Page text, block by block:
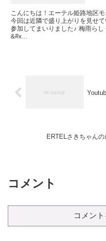
こんにちは！エーテル姫路地区
今回は近隣で盛り上がりを見せ
参加してまいりました♪ 梅雨ら
&#x...
ERTELさきちゃん
コメント
コメン